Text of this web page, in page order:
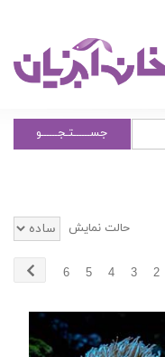
جســــــتـجــــــو
حالت نمایش
2
3
4
5
6